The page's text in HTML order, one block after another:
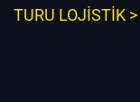
TURU LOJISTIK >